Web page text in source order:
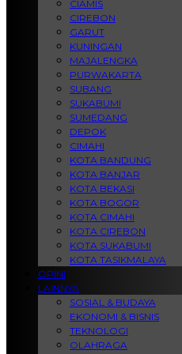
CIAMIS
CIREBON
GARUT
KUNINGAN
MAJALENGKA
PURWAKARTA
SUBANG
SUKABUMI
SUMEDANG
DEPOK
CIMAHI
KOTA BANDUNG
KOTA BANJAR
KOTA BEKASI
KOTA BOGOR
KOTA CIMAHI
KOTA CIREBON
KOTA SUKABUMI
KOTA TASIKMALAYA
OPINI
LAINNYA
SOSIAL & BUDAYA
EKONOMI & BISNIS
TEKNOLOGI
OLAHRAGA